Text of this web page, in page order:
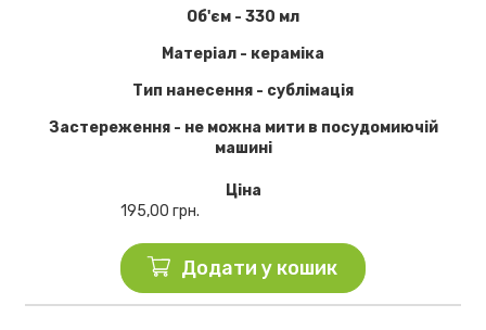
Об'єм - 330 мл
Матеріал - кераміка
Тип нанесення - сублімація
Застереження - не можна мити в посудомиючій
машині
Ціна
195,00 грн.
Додати у кошик